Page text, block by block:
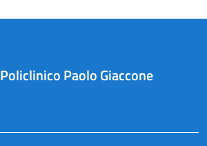
Policlinico Paolo Giaccone